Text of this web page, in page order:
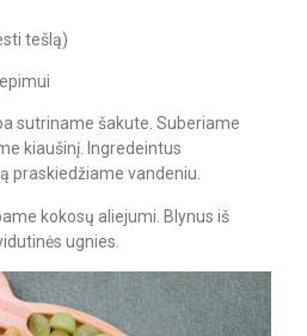
tešlą)
sutriname šakute. Suberiame
kiaušinį. Ingredeintus
praskiedžiame vandeniu.
kokosų aliejumi. Blynus iš
ugnies.